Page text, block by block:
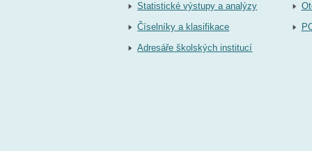
Statistické výstupy a analýzy
Číselníky a klasifikace
Adresáře školských institucí